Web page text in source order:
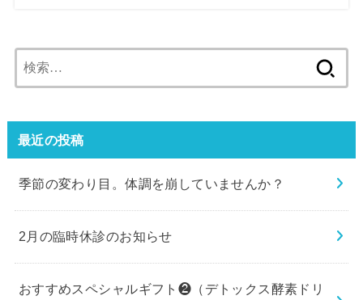
索:
最近の投稿
季節の変わり目。体調を崩していませんか？
2月の臨時休診のお知らせ
おすすめスペシャルギフト❷（デトックス酵素ドリ